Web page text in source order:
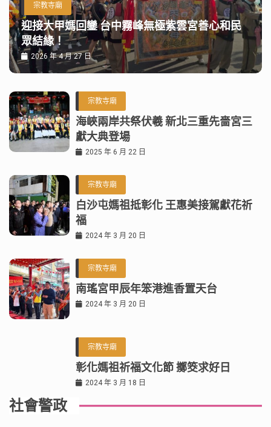
宗教寺廟
迎接大甲媽回鑾 台中霧峰無極紫雲宮善心和民
眾結緣！
2026 年 4 月 27 日
宗教寺廟
海峽兩岸共祭伏羲 新北三重先嗇宮三
獻大典登場
2025 年 6 月 22 日
宗教寺廟
白沙屯媽祖抵彰化 王惠美接駕獻花祈
福
2024 年 3 月 20 日
宗教寺廟
南瑤宮甲辰年笨港進香置天台
2024 年 3 月 20 日
宗教寺廟
彰化媽祖祈福文化節 擲筊求好日
2024 年 3 月 18 日
社會警政